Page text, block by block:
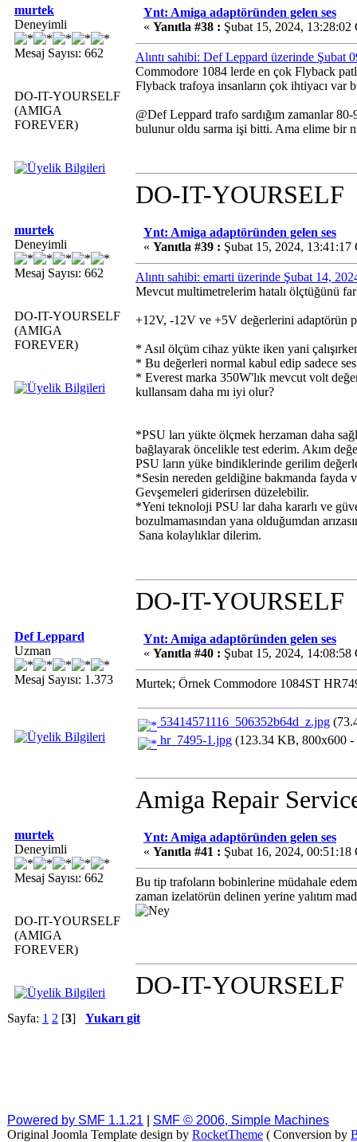
murtek
Deneyimli
Mesaj Sayısı: 662
DO-IT-YOURSELF
(AMIGA
FOREVER)
Ynt: Amiga adaptöründen gelen ses
« Yanıtla #38 : Şubat 15, 2024, 13:28:02
Alıntı sahibi: Def Leppard üzerinde Şubat
Commodore 1084 lerde en çok Flyback
Flyback trafoya insanların çok ihtiyacı var
@Def Leppard trafo sardığım zamanlar
bulunur oldu sarma işi bitti. Ama elime bir
DO-IT-YOURSELF
murtek
Deneyimli
Mesaj Sayısı: 662
DO-IT-YOURSELF
(AMIGA
FOREVER)
Ynt: Amiga adaptöründen gelen ses
« Yanıtla #39 : Şubat 15, 2024, 13:41:17
Alıntı sahibi: emarti üzerinde Şubat 14,
Mevcut multimetrelerim hatalı ölçtüğünü
+12V, -12V ve +5V değerlerini adaptörün
* Asıl ölçüm cihaz yükte iken yani
* Bu değerleri normal kabul edip sadece
* Everest marka 350W'lık mevcut volt
kullansam daha mı iyi olur?
*PSU ları yükte ölçmek herzaman daha
bağlayarak öncelikle test ederim. Akım
PSU ların yüke bindiklerinde gerilim
*Sesin nereden geldiğine bakmanda fayda
Gevşemeleri giderirsen düzelebilir.
*Yeni teknoloji PSU lar daha kararlı ve
bozulmamasından yana olduğumdan
Sana kolaylıklar dilerim.
DO-IT-YOURSELF
Def Leppard
Uzman
Mesaj Sayısı: 1.373
Ynt: Amiga adaptöründen gelen ses
« Yanıtla #40 : Şubat 15, 2024, 14:08:58
Murtek; Örnek Commodore 1084ST
53414571116_506352b64d_z.jpg
hr_7495-1.jpg (123.34 KB, 800x600 -
Amiga Repair
murtek
Deneyimli
Mesaj Sayısı: 662
DO-IT-YOURSELF
(AMIGA
FOREVER)
Ynt: Amiga adaptöründen gelen ses
« Yanıtla #41 : Şubat 16, 2024, 00:51:18
Bu tip trafoların bobinlerine müdahale
zaman izelatörün delinen yerine yalıtım
DO-IT-YOURSELF
Sayfa: 1 2 [3] Yukarı git
Powered by SMF 1.1.21
SMF © 2006, Simple Machines
Original Joomla Template design by RocketTheme ( Conversion by